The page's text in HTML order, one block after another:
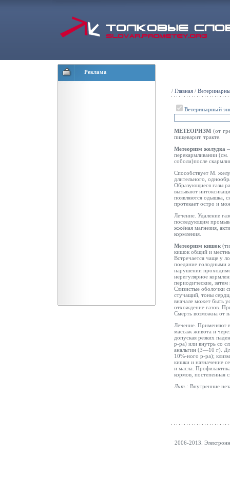
Реклама
/ Главная /
Ветеринарный
МЕТЕОРИЗМ(от
пищеварит. тракте.
Метеоризм желудка
перекармливании (см.
соболи)после
Способствует М.
длительного,
Образующиеся газы
вызывают
появляются одышка,
протекает остро и
Лечение. Удаление
последующим
жжёная магнезия,
кормления.
Метеоризм кишок
кишок общий и
Встречается чаще у
поедание голодными
нарушении
нерегулярное
периодические,
Слизистые оболочки
стучащий, тоны
вначале может быть
отхождение газов.
Смерть возможна от
Лечение. Применяют
массаж живота и
допуская резких
р-ра) или внутрь со
анальгин (3—10 г).
10%-ного р-ра);
кишки и назначение
и масла.
кормов, постепенная
Лит.: Внутренние
2006-2013.